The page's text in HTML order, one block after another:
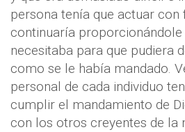
persona tenía que actuar con
continuaría
necesitaba para que pudiera
como se le había mandado.
personal de cada individuo
cumplir el mandamiento de
con los otros creyentes de la